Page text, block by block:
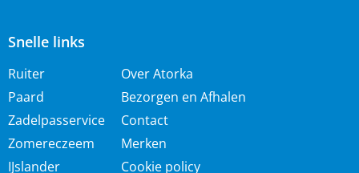
Snelle links
Ruiter
Paard
Zadelpasservice
Zomereczeem
IJslander
Over Atorka
Bezorgen en Afhalen
Contact
Merken
Cookie policy